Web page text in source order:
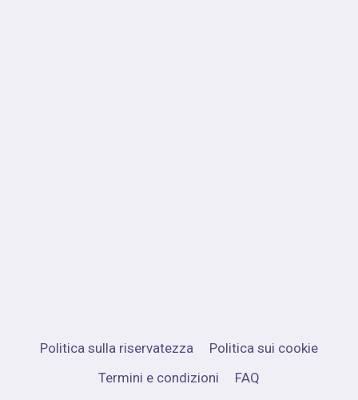
Politica sulla riservatezza
Politica sui cookie
Termini e condizioni
FAQ